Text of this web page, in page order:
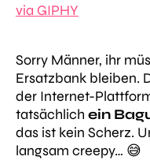
via GIPHY
Sorry Männer, ihr
Ersatzbank bleiben.
der Internet-
tatsächlich ein
das ist kein Scherz.
langsam creepy… 😅